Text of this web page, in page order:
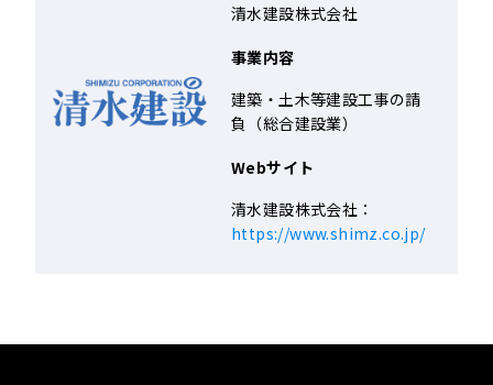
清水建設株式会社
事業内容
建築・土木等建設工事の請
負（総合建設業）
Webサイト
清水建設株式会社：
https://www.shimz.co.jp/